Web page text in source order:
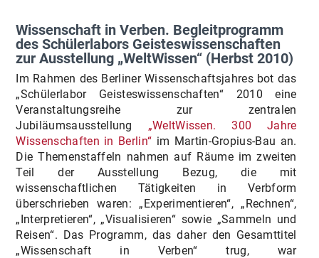
Wissenschaft in Verben. Begleitprogramm
des Schülerlabors Geisteswissenschaften
zur Ausstellung „WeltWissen“ (Herbst 2010)
Im Rahmen des Berliner Wissenschaftsjahres bot das
„Schülerlabor Geisteswissenschaften“ 2010 eine
Veranstaltungsreihe zur zentralen
Jubiläumsausstellung „WeltWissen. 300 Jahre
Wissenschaften in Berlin“ im Martin-Gropius-Bau an.
Die Themenstaffeln nahmen auf Räume im zweiten
Teil der Ausstellung Bezug, die mit
wissenschaftlichen Tätigkeiten in Verbform
überschrieben waren: „Experimentieren“, „Rechnen“,
„Interpretieren“, „Visualisieren“ sowie „Sammeln und
Reisen“. Das Programm, das daher den Gesamttitel
„Wissenschaft in Verben“ trug, war